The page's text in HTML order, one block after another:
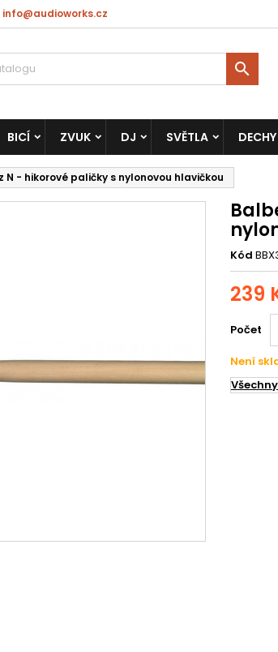
info@audioworks.cz

BICÍ ZVUK DJ SVĚTLA DECHY
N - hikorové paličky s nylonovou hlavičkou
Kód
239
Počet
Není